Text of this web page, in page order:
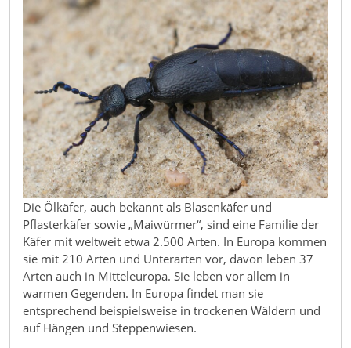
Die Ölkäfer, auch bekannt als Blasenkäfer und
Pflasterkäfer sowie „Maiwürmer“, sind eine Familie der
Käfer mit weltweit etwa 2.500 Arten. In Europa kommen
sie mit 210 Arten und Unterarten vor, davon leben 37
Arten auch in Mitteleuropa. Sie leben vor allem in
warmen Gegenden. In Europa findet man sie
entsprechend beispielsweise in trockenen Wäldern und
auf Hängen und Steppenwiesen.